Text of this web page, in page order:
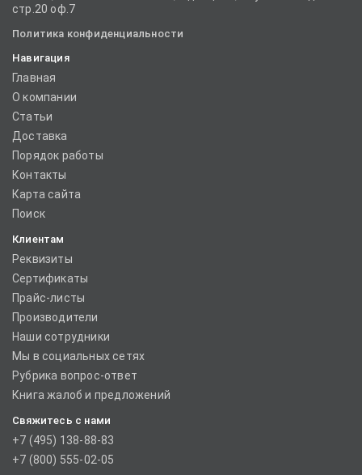
стр.20 оф.7
Политика конфиденциальности
Навигация
Главная
О компании
Статьи
Доставка
Порядок работы
Контакты
Карта сайта
Поиск
Клиентам
Реквизиты
Сертификаты
Прайс-листы
Производители
Наши сотрудники
Мы в социальных сетях
Рубрика вопрос-ответ
Книга жалоб и предложений
Свяжитесь с нами
+7 (495) 138-88-83
+7 (800) 555-02-05